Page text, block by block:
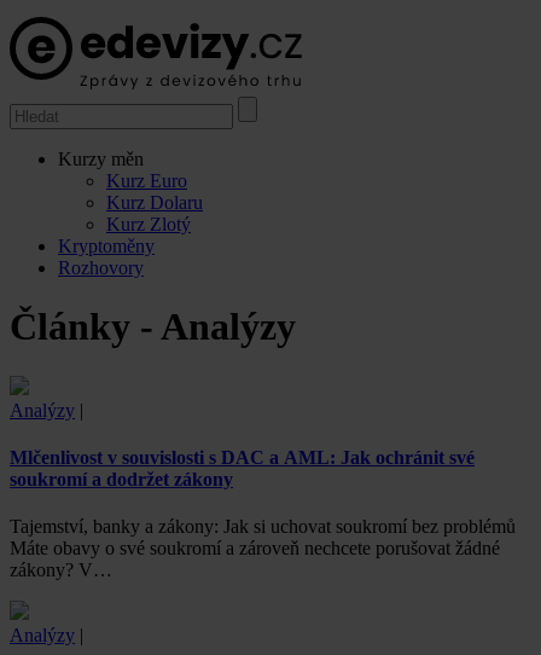
Kurzy měn
Kurz Euro
Kurz Dolaru
Kurz Zlotý
Kryptoměny
Rozhovory
Články - Analýzy
Analýzy |
Mlčenlivost v souvislosti s DAC a AML: Jak ochránit své
soukromí a dodržet zákony
Tajemství, banky a zákony: Jak si uchovat soukromí bez problémů
Máte obavy o své soukromí a zároveň nechcete porušovat žádné
zákony? V…
Analýzy |